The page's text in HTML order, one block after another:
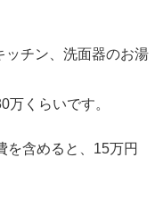
ッチン、洗面器のお湯
万くらいです。
を含めると、15万円